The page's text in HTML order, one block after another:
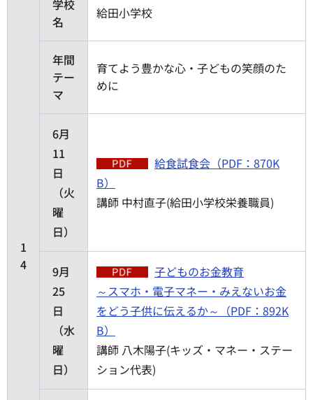
1
4
学校
名
給田小学校
年間
テー
マ
育てよう豊かな心・子どもの笑顔のた
めに
6月
11
日
（火
曜
日）
給食試食会（PDF：870K
B）
講師 中村直子(給田小学校栄養職員)
9月
25
日
（水
曜
日）
子どものお金教育
～スマホ・電子マネー・みえないお金
をどう子供に伝えるか～（PDF：892K
B）
講師 八木陽子(キッズ・マネー・ステー
ション代表)